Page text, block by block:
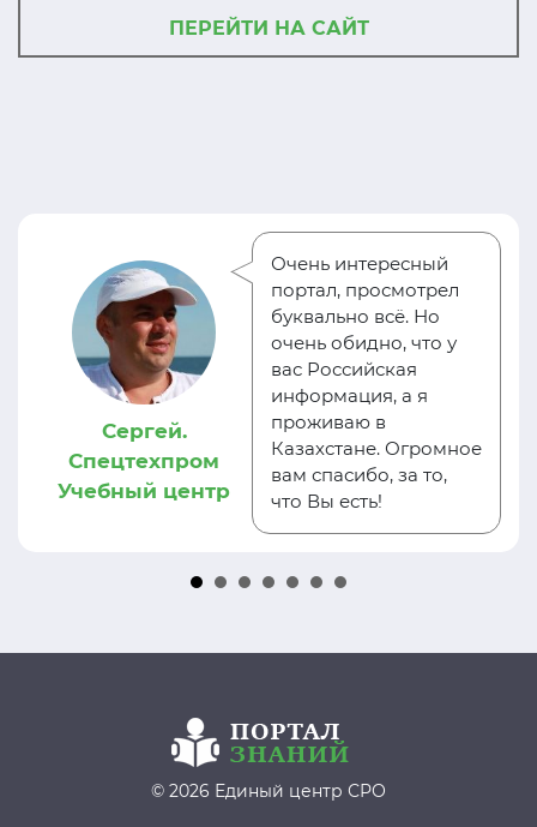
ПЕРЕЙТИ НА САЙТ
Сергей.
Спецтехпром
Учебный центр
Очень интересный
портал, просмотрел
буквально всё. Но
очень обидно, что у
вас Российская
информация, а я
проживаю в
Казахстане. Огромное
вам спасибо, за то,
что Вы есть!
© 2026 Единый центр СРО